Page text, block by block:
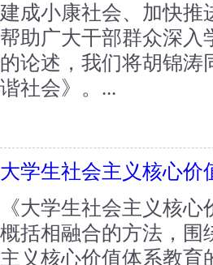
建成小康社会、加快推
帮助广大干部群众深入
的论述，我们将胡锦涛
谐社会》。...
大学生社会主义核心价
《大学生社会主义核
概括相融合的方法，围
主义核心价值体系教育